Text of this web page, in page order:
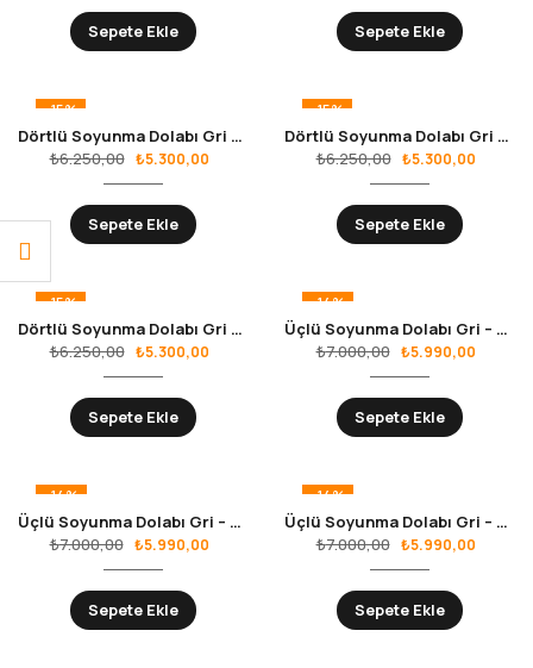
Sepete Ekle Sepete Ekle
-15%
Dörtlü Soyunma Dolabı Gri – Sarı RS.10.01.17
₺6.250,00 ₺5.300,00
Sepete Ekle
-15%
Dörtlü Soyunma Dolabı Gri – Siyah RS.10.01.18
₺6.250,00 ₺5.300,00
Sepete Ekle
-15%
Dörtlü Soyunma Dolabı Gri – Turuncu RS.10.01.19
₺6.250,00 ₺5.300,00
Sepete Ekle
-14%
Üçlü Soyunma Dolabı Gri – Kırmızı RS.10.01.21
₺7.000,00 ₺5.990,00
Sepete Ekle
-14%
Üçlü Soyunma Dolabı Gri – Mavi RS.10.01.20
₺7.000,00 ₺5.990,00
Sepete Ekle
-14%
Üçlü Soyunma Dolabı Gri – Sarı RS.10.01.23
₺7.000,00 ₺5.990,00
Sepete Ekle